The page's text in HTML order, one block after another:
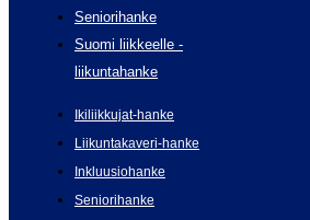
Seniorihanke
Suomi liikkeelle -
liikuntahanke
Ikiliikkujat-hanke
Liikuntakaveri-hanke
Inkluusiohanke
Seniorihanke